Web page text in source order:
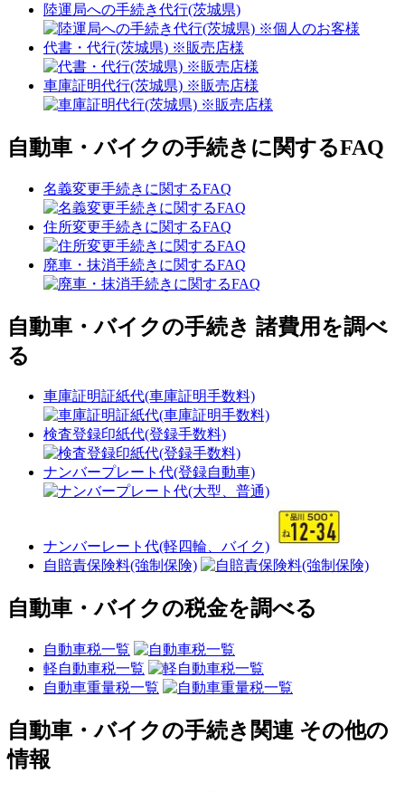
陸運局への手続き代行(茨城県)
代書・代行(茨城県) ※販売店様
車庫証明代行(茨城県) ※販売店様
自動車・バイクの手続きに関するFAQ
名義変更手続きに関するFAQ
住所変更手続きに関するFAQ
廃車・抹消手続きに関するFAQ
自動車・バイクの手続き 諸費用を調べ
る
車庫証明証紙代(車庫証明手数料)
検査登録印紙代(登録手数料)
ナンバープレート代(登録自動車)
ナンバーレート代(軽四輪、バイク)
自賠責保険料(強制保険)
自動車・バイクの税金を調べる
自動車税一覧
軽自動車税一覧
自動車重量税一覧
自動車・バイクの手続き関連 その他の
情報